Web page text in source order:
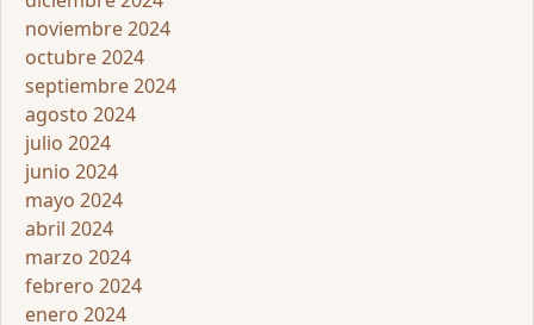
noviembre 2024
octubre 2024
septiembre 2024
agosto 2024
julio 2024
junio 2024
mayo 2024
abril 2024
marzo 2024
febrero 2024
enero 2024